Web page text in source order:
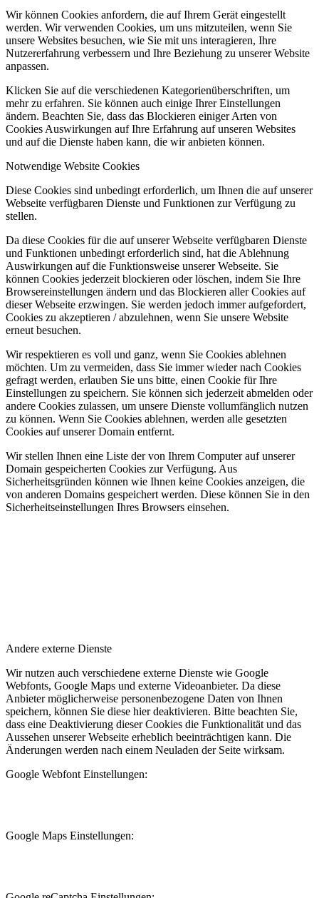
Wir können Cookies anfordern, die auf Ihrem Gerät eingestellt
werden. Wir verwenden Cookies, um uns mitzuteilen, wenn Sie
unsere Websites besuchen, wie Sie mit uns interagieren, Ihre
Nutzererfahrung verbessern und Ihre Beziehung zu unserer Website
anpassen.
Klicken Sie auf die verschiedenen Kategorienüberschriften, um
mehr zu erfahren. Sie können auch einige Ihrer Einstellungen
ändern. Beachten Sie, dass das Blockieren einiger Arten von
Cookies Auswirkungen auf Ihre Erfahrung auf unseren Websites
und auf die Dienste haben kann, die wir anbieten können.
Notwendige Website Cookies
Diese Cookies sind unbedingt erforderlich, um Ihnen die auf unserer
Webseite verfügbaren Dienste und Funktionen zur Verfügung zu
stellen.
Da diese Cookies für die auf unserer Webseite verfügbaren Dienste
und Funktionen unbedingt erforderlich sind, hat die Ablehnung
Auswirkungen auf die Funktionsweise unserer Webseite. Sie
können Cookies jederzeit blockieren oder löschen, indem Sie Ihre
Browsereinstellungen ändern und das Blockieren aller Cookies auf
dieser Webseite erzwingen. Sie werden jedoch immer aufgefordert,
Cookies zu akzeptieren / abzulehnen, wenn Sie unsere Website
erneut besuchen.
Wir respektieren es voll und ganz, wenn Sie Cookies ablehnen
möchten. Um zu vermeiden, dass Sie immer wieder nach Cookies
gefragt werden, erlauben Sie uns bitte, einen Cookie für Ihre
Einstellungen zu speichern. Sie können sich jederzeit abmelden oder
andere Cookies zulassen, um unsere Dienste vollumfänglich nutzen
zu können. Wenn Sie Cookies ablehnen, werden alle gesetzten
Cookies auf unserer Domain entfernt.
Wir stellen Ihnen eine Liste der von Ihrem Computer auf unserer
Domain gespeicherten Cookies zur Verfügung. Aus
Sicherheitsgründen können wie Ihnen keine Cookies anzeigen, die
von anderen Domains gespeichert werden. Diese können Sie in den
Sicherheitseinstellungen Ihres Browsers einsehen.
Andere externe Dienste
Wir nutzen auch verschiedene externe Dienste wie Google
Webfonts, Google Maps und externe Videoanbieter. Da diese
Anbieter möglicherweise personenbezogene Daten von Ihnen
speichern, können Sie diese hier deaktivieren. Bitte beachten Sie,
dass eine Deaktivierung dieser Cookies die Funktionalität und das
Aussehen unserer Webseite erheblich beeinträchtigen kann. Die
Änderungen werden nach einem Neuladen der Seite wirksam.
Google Webfont Einstellungen:
Google Maps Einstellungen: